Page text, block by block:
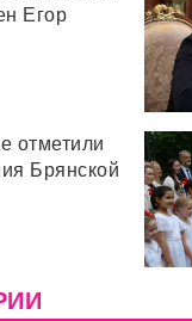
Егор
отметили
Брянской